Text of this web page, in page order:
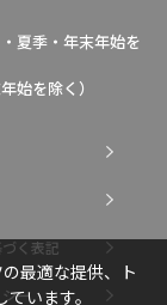
夏季・年末年始を
始を除く）
く表記
ー
最適な提供、ト
います。